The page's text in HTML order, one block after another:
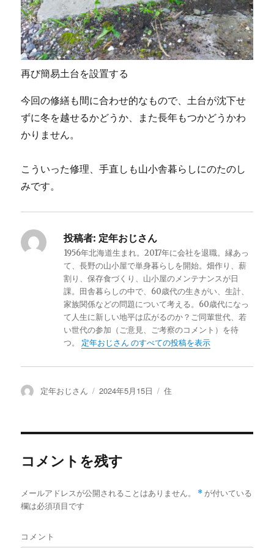
再び簡易土台を設置する
今回の修繕も間に合わせ的なもので、土台が沈下せ
ずに冬を越せるかどうか、また長年もつかどうかわ
かりません。
こういった修理、手直しも山小舎暮らしにのたのし
みです。
投稿者: 定年おじさん
1956年北海道生まれ。2017年に会社を退職。縁あっ
て、長野の山小屋で単身暮らしを開始。畑作り、薪
割り、保存食づくり、山小屋のメンテナンスが日
課。田舎暮らしの中で、60歳代の生きがい、生計、
家族関係などの問題について考える。60歳代になっ
て人生に新しい地平は広がるのか？ご同輩世代、若
い世代の参加（ご意見、ご考察のコメント）を待
つ。 定年おじさん のすべての投稿を表示
投
定年おじさん
投
2024年5月15日
カ
リ
住
コメントを残す
メールアドレスが公開されることはありません。 * が付いている
欄は必須項目です
コメント